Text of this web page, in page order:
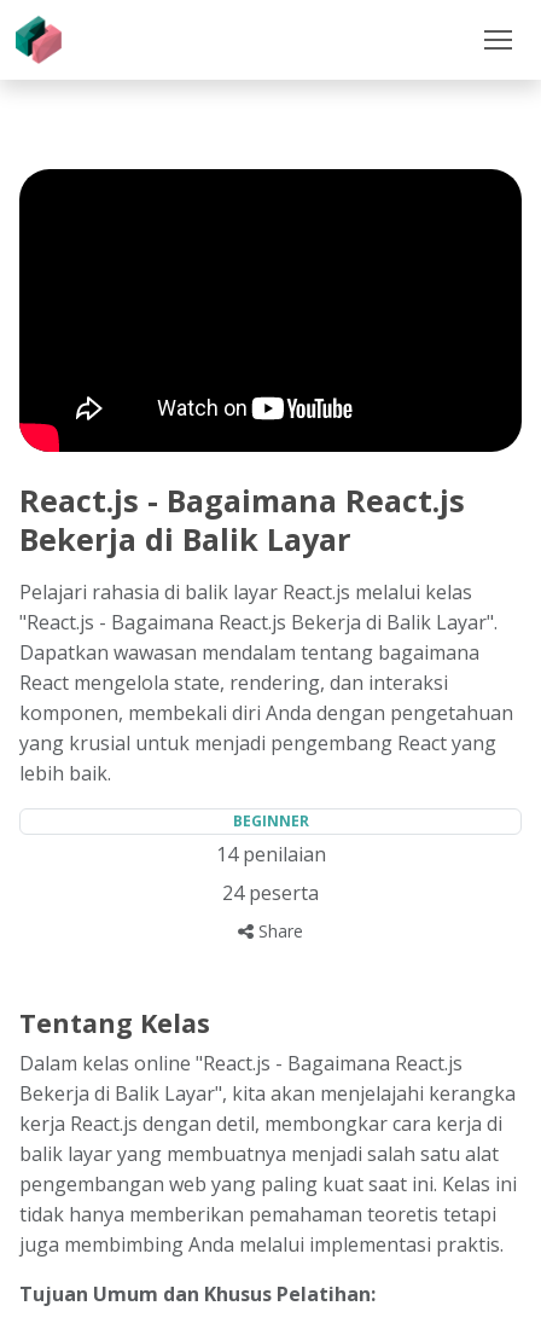
React.js - Bagaimana React.js
Bekerja di Balik Layar
Pelajari rahasia di balik layar React.js melalui kelas
"React.js - Bagaimana React.js Bekerja di Balik Layar".
Dapatkan wawasan mendalam tentang bagaimana
React mengelola state, rendering, dan interaksi
komponen, membekali diri Anda dengan pengetahuan
yang krusial untuk menjadi pengembang React yang
lebih baik.
BEGINNER
14penilaian
24peserta
Share
Tentang Kelas
Dalam kelas online "React.js - Bagaimana React.js
Bekerja di Balik Layar", kita akan menjelajahi kerangka
kerja React.js dengan detil, membongkar cara kerja di
balik layar yang membuatnya menjadi salah satu alat
pengembangan web yang paling kuat saat ini. Kelas ini
tidak hanya memberikan pemahaman teoretis tetapi
juga membimbing Anda melalui implementasi praktis.
Tujuan Umum dan Khusus Pelatihan: